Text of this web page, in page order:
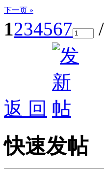
下一页 »
1234567
返 回
快速发帖